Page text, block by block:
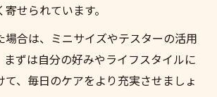
せられています。
場合は、ミニサイズやテスターの活用
まずは自分の好みやライフスタイルに
、毎日のケアをより充実させましょ